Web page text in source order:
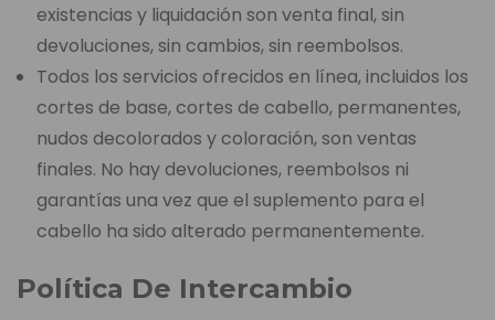
existencias y liquidación son venta final, sin
devoluciones, sin cambios, sin reembolsos.
Todos los servicios ofrecidos en línea, incluidos los
cortes de base, cortes de cabello, permanentes,
nudos decolorados y coloración, son ventas
finales. No hay devoluciones, reembolsos ni
garantías una vez que el suplemento para el
cabello ha sido alterado permanentemente.
Política De Intercambio